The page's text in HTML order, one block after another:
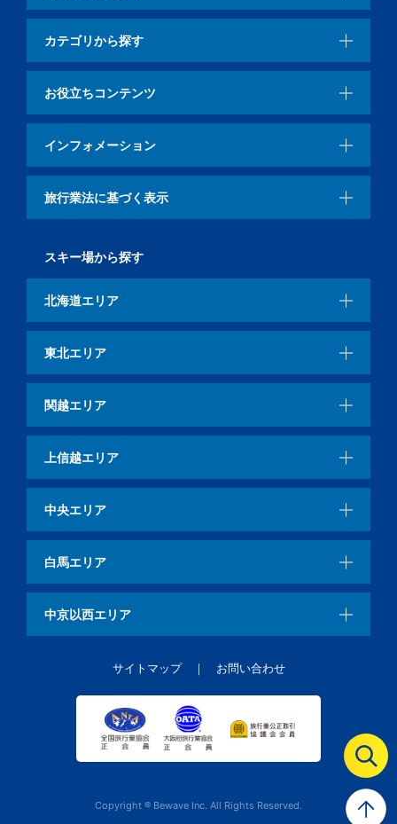
カテゴリから探す
お役立ちコンテンツ
インフォメーション
旅行業法に基づく表示
スキー場から探す
北海道エリア
東北エリア
関越エリア
上信越エリア
中央エリア
白馬エリア
中京以西エリア
サイトマップ お問い合わせ
Copyright ® Bewave Inc. All Rights Reserved.